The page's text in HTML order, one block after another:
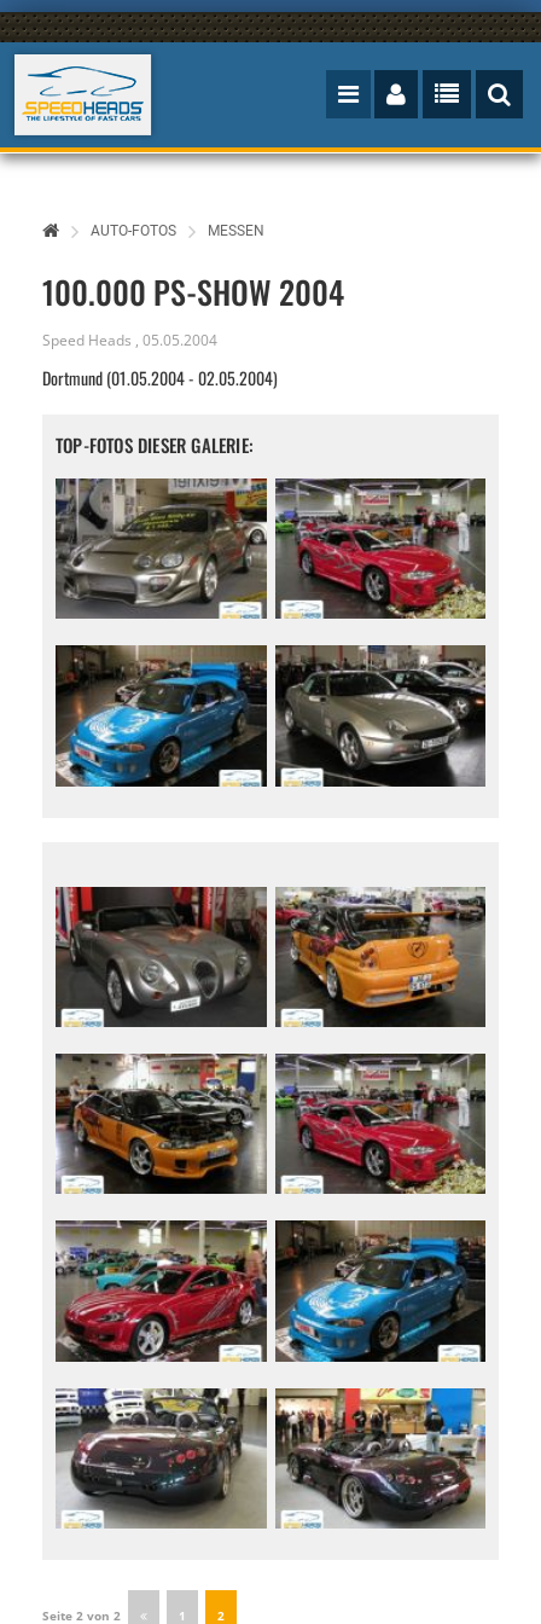
AUTO-FOTOS MESSEN
100.000 PS-SHOW 2004
Speed Heads , 05.05.2004
Dortmund (01.05.2004 - 02.05.2004)
TOP-FOTOS DIESER GALERIE:
Seite 2 von 2 1 2